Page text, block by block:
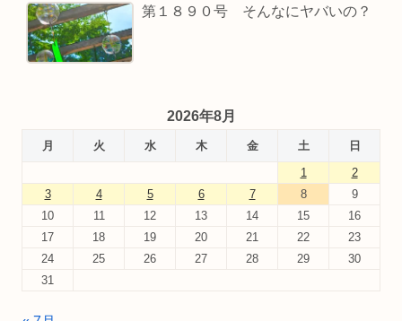
第１８９０号 そんなにヤバいの？
2026年8月
月 火 水 木 金 土
日
1
2
3
4 5 6 7 8
9
10
11 12 13 14 15
16
17
18 19 20 21 22
23
24
25 26 27 28 29
30
31